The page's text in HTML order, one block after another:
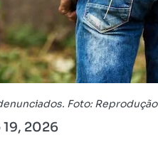
Foto: Reprodução
2026